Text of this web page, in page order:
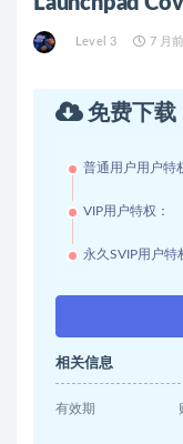
Level 3 7 月前
免费下载
普通用户用户特
VIP用户特权：
永久SVIP用户特
相关信息
有效期